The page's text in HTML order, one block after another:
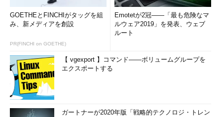
GOETHEとFINCHIがタッグを組
み、新メディアを創設
PR(FINCHI on GOETHE)
Emotetが2冠――「最も危険なマ
ルウェア2019」を発表、ウェブ
ルート
【 vgexport 】コマンド――ボリュームグループを
エクスポートする
ガートナーが2020年版「戦略的テクノロジ・トレン